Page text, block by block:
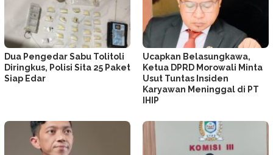
Dua Pengedar Sabu Tolitoli
Diringkus, Polisi Sita 25 Paket
Siap Edar
Ucapkan Belasungkawa,
Ketua DPRD Morowali Minta
Usut Tuntas Insiden
Karyawan Meninggal di PT
IHIP